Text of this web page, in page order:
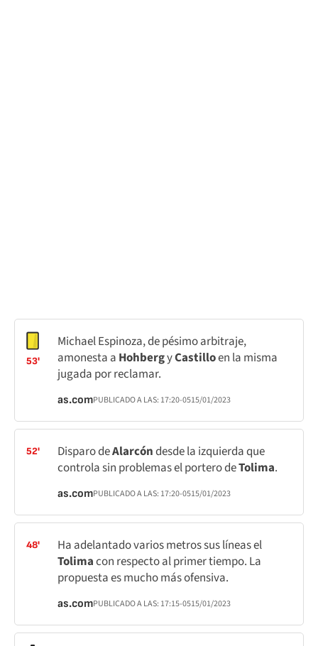
53'
Michael Espinoza, de pésimo arbitraje,
amonesta a HohbergyCastilloen la misma
jugada por reclamar.
as.comPUBLICADO A LAS: 17:20-0515/01/2023
52' Disparo deAlarcóndesde la izquierda que
controla sin problemas el portero deTolima.
as.comPUBLICADO A LAS: 17:20-0515/01/2023
48'
Ha adelantado varios metros sus líneas el
Tolimacon respecto al primer tiempo. La
propuesta es mucho más ofensiva.
as.comPUBLICADO A LAS: 17:15-0515/01/2023